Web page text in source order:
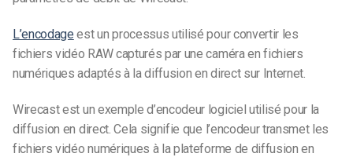
L’encodage est un processus utilisé pour convertir les
fichiers vidéo RAW capturés par une caméra en fichiers
numériques adaptés à la diffusion en direct sur Internet.
Wirecast est un exemple d’encodeur logiciel utilisé pour la
diffusion en direct. Cela signifie que l’encodeur transmet les
fichiers vidéo numériques à la plateforme de diffusion en